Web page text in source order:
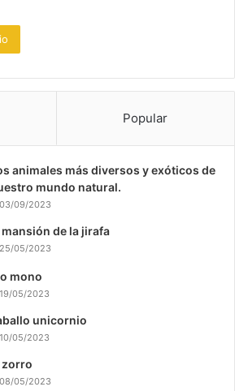
Popular
animales más diversos y exóticos de
mundo natural.
03/09/2023
mansión de la jirafa
25/05/2023
mono
19/05/2023
unicornio
10/05/2023
zorro
08/05/2023